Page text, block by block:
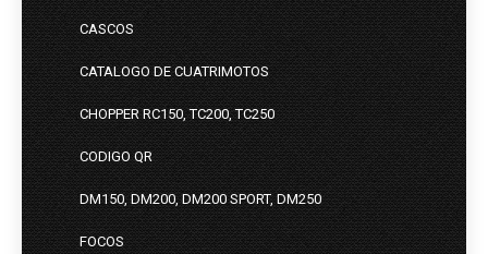
CASCOS
CATALOGO DE CUATRIMOTOS
CHOPPER RC150, TC200, TC250
CODIGO QR
DM150, DM200, DM200 SPORT, DM250
FOCOS